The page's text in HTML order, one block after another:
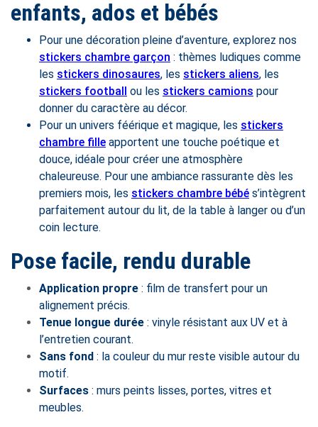
enfants, ados et bébés
Pour une décoration pleine d’aventure, explorez nos
stickers chambre garçon : thèmes ludiques comme
les stickers dinosaures, les stickers aliens, les
stickers football ou les stickers camions pour
donner du caractère au décor.
Pour un univers féérique et magique, les stickers
chambre fille apportent une touche poétique et
douce, idéale pour créer une atmosphère
chaleureuse. Pour une ambiance rassurante dès les
premiers mois, les stickers chambre bébé s’intègrent
parfaitement autour du lit, de la table à langer ou d’un
coin lecture.
Pose facile, rendu durable
Application propre : film de transfert pour un
alignement précis.
Tenue longue durée : vinyle résistant aux UV et à
l’entretien courant.
Sans fond : la couleur du mur reste visible autour du
motif.
Surfaces : murs peints lisses, portes, vitres et
meubles.